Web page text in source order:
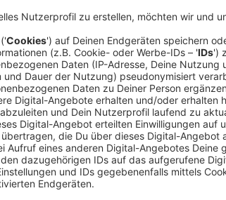
Vom Doktor zum Kapitän – „Dr.House“-
Kreuzfahrtraumschiffes. Ähnlich wie bei
„Avenue 5“ All-you-can-eat-Buffets und
Doch als sich das Schiff auf einer
es nach einem kurzen,
die Kreuzfahrtgäste. Die Avenue 5
driftet nun immer weiter von ihr weg. Im
Komik…